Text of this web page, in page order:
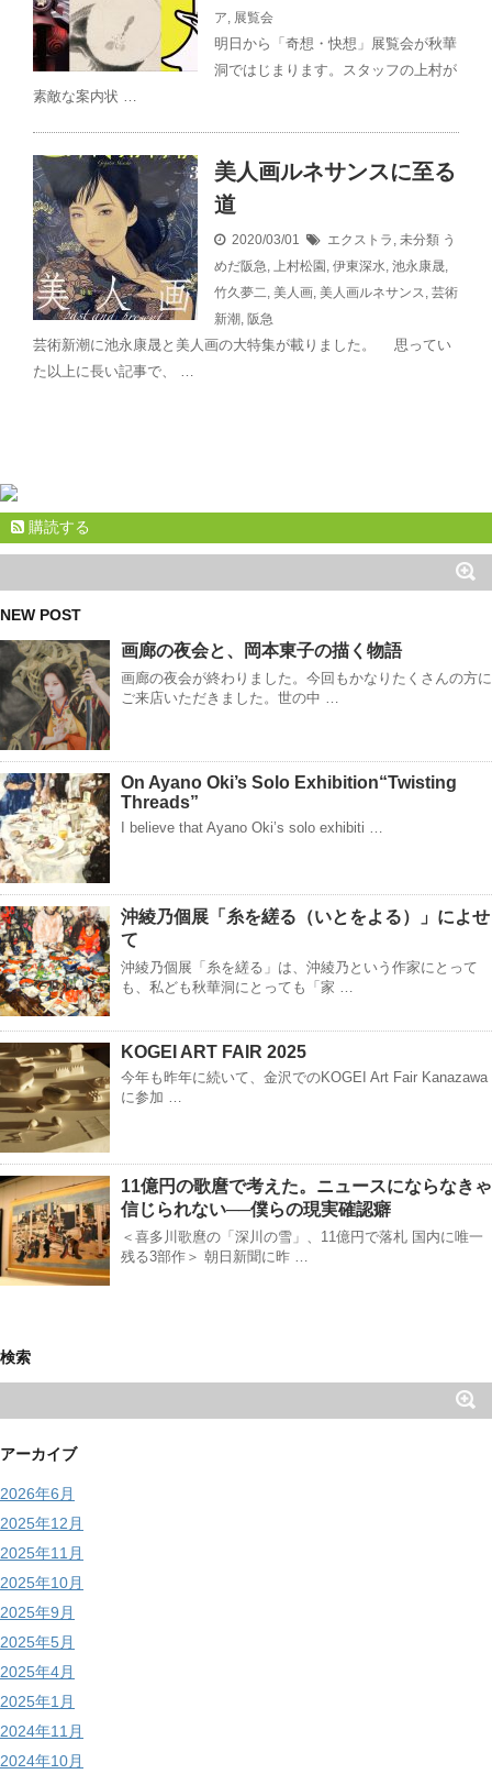
ア, 展覧会
明日から「奇想・快想」展覧会が秋華
洞ではじまります。スタッフの上村が
素敵な案内状 …
美人画ルネサンスに至る
道
2020/03/01 エクストラ , 未分類 う
めだ阪急, 上村松園 , 伊東深水, 池永康晟,
竹久夢二, 美人画, 美人画ルネサンス, 芸術
新潮, 阪急
芸術新潮に池永康晟と美人画の大特集が載りました。 思ってい
た以上に長い記事で、 …
購読する
NEW POST
画廊の夜会と、岡本東子の描く物語
画廊の夜会が終わりました。今回もかなりたくさんの方に
ご来店いただきました。世の中 …
On Ayano Oki’s Solo Exhibition“Twisting
Threads”
I believe that Ayano Oki’s solo exhibiti …
沖綾乃個展「糸を縒る（いとをよる）」によせ
て
沖綾乃個展「糸を縒る」は、沖綾乃という作家にとって
も、私ども秋華洞にとっても「家 …
KOGEI ART FAIR 2025
今年も昨年に続いて、金沢でのKOGEI Art Fair Kanazawa
に参加 …
11億円の歌麿で考えた。ニュースにならなきゃ
信じられない──僕らの現実確認癖
＜喜多川歌麿の「深川の雪」、11億円で落札 国内に唯一
残る3部作＞ 朝日新聞に昨 …
検索
アーカイブ
2026年6月
2025年12月
2025年11月
2025年10月
2025年9月
2025年5月
2025年4月
2025年1月
2024年11月
2024年10月